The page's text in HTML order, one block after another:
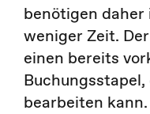
benötigen
weniger Zeit.
einen bereits
bearbeiten kann.